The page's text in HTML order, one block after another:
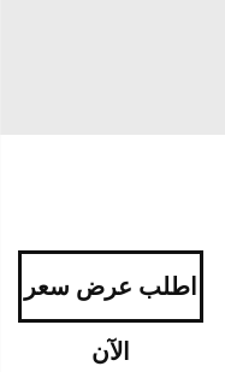
اطلب عرض سعر
الآن